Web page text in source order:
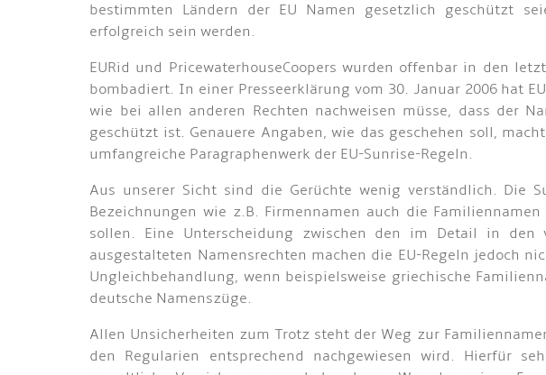
bestimmten Ländern der EU Namen gesetzlich geschützt
erfolgreich sein werden.
EURid und PricewaterhouseCoopers wurden offenbar in den
bombadiert. In einer Presseerklärung vom 30. Januar 2006 hat
wie bei allen anderen Rechten nachweisen müsse, dass der
geschützt ist. Genauere Angaben, wie das geschehen soll,
umfangreiche Paragraphenwerk der EU-Sunrise-Regeln.
Aus unserer Sicht sind die Gerüchte wenig verständlich. Die
Bezeichnungen wie z.B. Firmennamen auch die
sollen. Eine Unterscheidung zwischen den im Detail in den
ausgestalteten Namensrechten machen die EU-Regeln jedoch
Ungleichbehandlung, wenn beispielsweise griechische
deutsche Namenszüge.
Allen Unsicherheiten zum Trotz steht der Weg zur
den Regularien entsprechend nachgewiesen wird. Hierfür